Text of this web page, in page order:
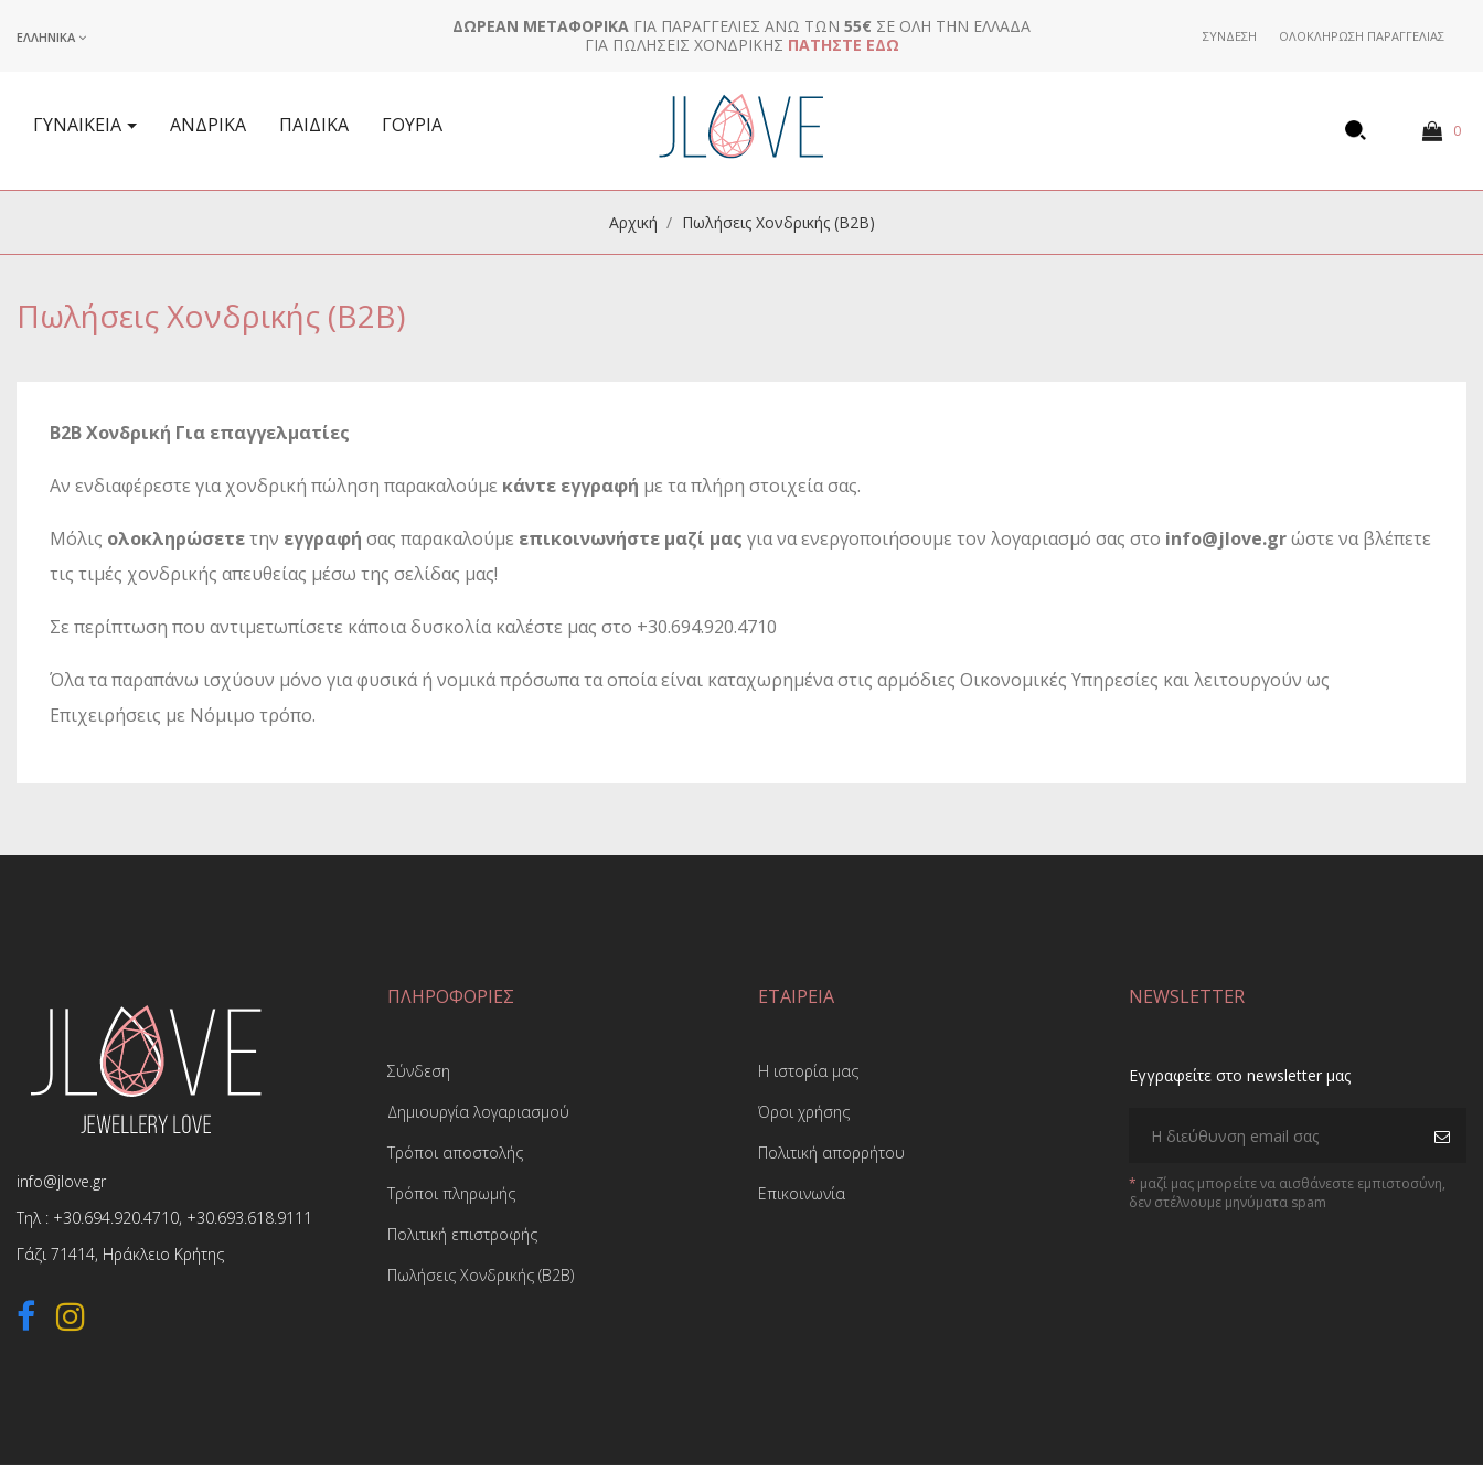
ΕΛΛΗΝΙΚΆ ΔΩΡΕΆΝ ΜΕΤΑΦΟΡΙΚΆ ΓΙΑ ΠΑΡΑΓΓΕΛΊΕΣ ΆΝΩ ΤΩΝ 55€ ΣΕ ΌΛΗ ΤΗΝ ΕΛΛΆΔΑ
ΓΙΑ ΠΩΛΉΣΕΙΣ ΧΟΝΔΡΙΚΉΣ ΠΑΤΉΣΤΕ ΕΔΏ ΣΎΝΔΕΣΗ ΟΛΟΚΛΉΡΩΣΗ ΠΑΡΑΓΓΕΛΊΑΣ
ΓΥΝΑΙΚΕΊΑ ΑΝΔΡΙΚΆ ΠΑΙΔΙΚΆ ΓΟΎΡΙΑ 0
Αρχική Πωλήσεις Χονδρικής (B2B)
Πωλήσεις Χονδρικής (B2B)
B2B Χονδρική Για επαγγελματίες
Αν ενδιαφέρεστε για χονδρική πώληση παρακαλούμε κάντε εγγραφή με τα πλήρη στοιχεία σας.
Μόλις ολοκληρώσετετην εγγραφή σας παρακαλούμε επικοινωνήστε μαζί μας για να ενεργοποιήσουμε τον λογαριασμό σας στο info@jlove.grώστε να βλέπετε
τις τιμές χονδρικής απευθείας μέσω της σελίδας μας!
Σε περίπτωση που αντιμετωπίσετε κάποια δυσκολία καλέστε μας στο +30.694.920.4710
Όλα τα παραπάνω ισχύουν μόνο για φυσικά ή νομικά πρόσωπα τα οποία είναι καταχωρημένα στις αρμόδιες Οικονομικές Υπηρεσίες και λειτουργούν ως
Επιχειρήσεις με Νόμιμο τρόπο.
info@jlove.gr
Τηλ : +30.694.920.4710, +30.693.618.9111
Γάζι 71414, Ηράκλειο Κρήτης
ΠΛΗΡΟΦΟΡΙΕΣ
Σύνδεση
Δημιουργία λογαριασμού
Τρόποι αποστολής
Τρόποι πληρωμής
Πολιτική επιστροφής
Πωλήσεις Χονδρικής (B2B)
ΕΤΑΙΡΕΙΑ
Η ιστορία μας
Όροι χρήσης
Πολιτική απορρήτου
Επικοινωνία
NEWSLETTER
Εγγραφείτε στο newsletter μας
* μαζί μας μπορείτε να αισθάνεστε εμπιστοσύνη,
δεν στέλνουμε μηνύματα spam